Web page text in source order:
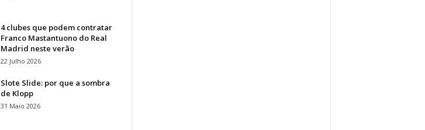
4 clubes que podem contratar
Franco Mastantuono do Real
Madrid neste verão
22 Julho 2026
Slote Slide: por que a sombra
de Klopp
31 Maio 2026